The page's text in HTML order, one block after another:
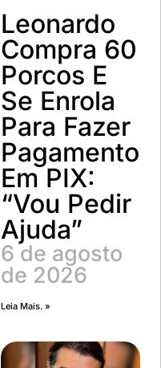
Leonardo
Compra 60
Porcos E
Se Enrola
Para Fazer
Pagamento
Em PIX:
“Vou Pedir
Ajuda”
6 de agosto
de 2026
Leia Mais. »